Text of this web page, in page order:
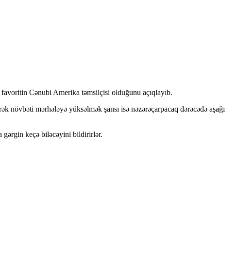
Cənubi Amerika təmsilçisi olduğunu açıqlayıb.
mərhələyə yüksəlmək şansı isə nəzərəçarpacaq dərəcədə aşağı
gərgin keçə biləcəyini bildirirlər.